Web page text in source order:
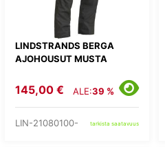
LINDSTRANDS BERGA
AJOHOUSUT MUSTA
145,00 € ALE:39 %
LIN-21080100- tarkista saatavuus